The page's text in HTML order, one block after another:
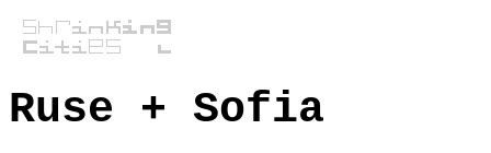
Ruse + Sofia